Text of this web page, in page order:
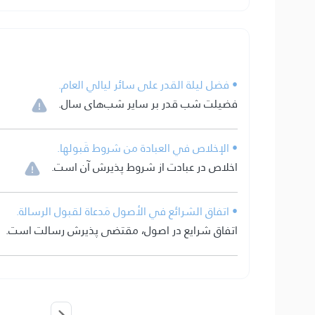
• فضل ليلة القدر على سائر ليالي العام.
فضیلت شب قدر بر سایر شب‌های سال.
• الإخلاص في العبادة من شروط قَبولها.
اخلاص در عبادت از شروط پذیرش آن است.
• اتفاق الشرائع في الأصول مَدعاة لقبول الرسالة.
اتفاق شرایع در اصول، مقتضی پذیرش رسالت است.